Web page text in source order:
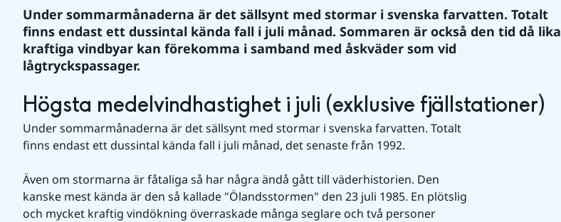
Under sommarmånaderna är det sällsynt med stormar i svenska farvatten. Totalt
finns endast ett dussintal kända fall i juli månad. Sommaren är också den tid då lika
kraftiga vindbyar kan förekomma i samband med åskväder som vid
lågtryckspassager.
Högsta medelvindhastighet i juli (exklusive fjällstationer)
Under sommarmånaderna är det sällsynt med stormar i svenska farvatten. Totalt
finns endast ett dussintal kända fall i juli månad, det senaste från 1992.
Även om stormarna är fåtaliga så har några ändå gått till väderhistorien. Den
kanske mest kända är den så kallade "Ölandsstormen" den 23 juli 1985. En plötslig
och mycket kraftig vindökning överraskade många seglare och två personer